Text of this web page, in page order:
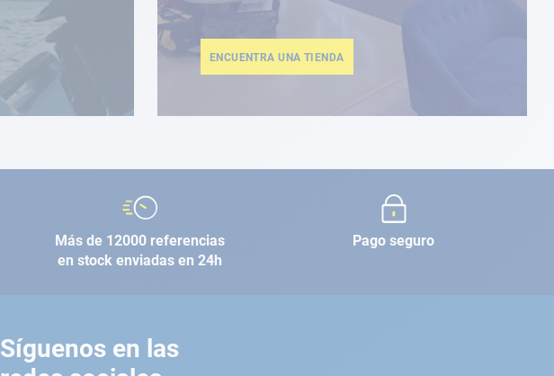
ENCUENTRA UNA TIENDA
Más de 12000 referencias
en stock enviadas en 24h
Pago seguro
Síguenos en las